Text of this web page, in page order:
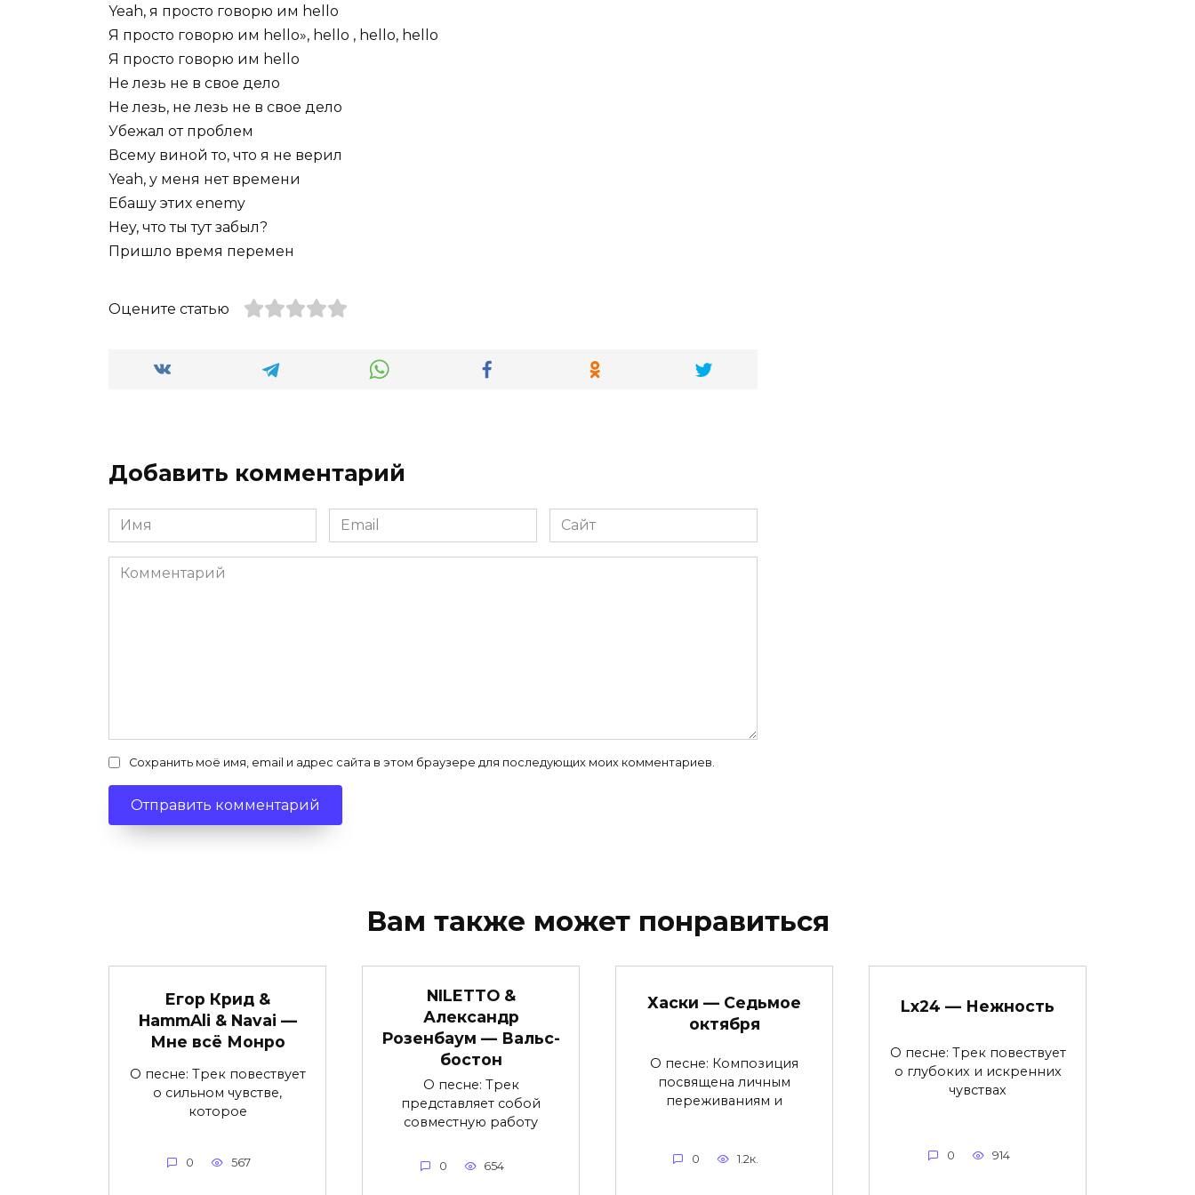
Yeah, я просто говорю им hello
Я просто говорю им hello», hello , hello, hello
Я просто говорю им hello
Не лезь не в свое дело
Не лезь, не лезь не в свое дело
Убежал от проблем
Всему виной то, что я не верил
Yeah, у меня нет времени
Ебашу этих enemy
Hey, что ты тут забыл?
Пришло время перемен
Оцените статью
Добавить комментарий
Имя
*
Email
*
Сайт
Комментарий
Сохранить моё имя, email и адрес сайта в этом браузере для последующих моих комментариев.
Вам также может понравиться
Егор Крид &
HammAli & Navai —
Мне всё Монро
О песне: Трек повествует
о сильном чувстве,
которое
0 567
NILETTO &
Александр
Розенбаум — Вальс-
бостон
О песне: Трек
представляет собой
совместную работу
0 654
Хаски — Седьмое
октября
О песне: Композиция
посвящена личным
переживаниям и
0 1.2к.
Lx24 — Нежность
О песне: Трек повествует
о глубоких и искренних
чувствах
0 914